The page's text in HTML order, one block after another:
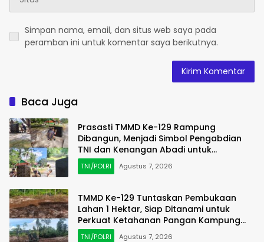
Simpan nama, email, dan situs web saya pada
peramban ini untuk komentar saya berikutnya.
Baca Juga
Prasasti TMMD Ke-129 Rampung
Dibangun, Menjadi Simbol Pengabdian
TNI dan Kenangan Abadi untuk
Kampung Sesor
TNI/POLRI Agustus 7, 2026
TMMD Ke-129 Tuntaskan Pembukaan
Lahan 1 Hektar, Siap Ditanami untuk
Perkuat Ketahanan Pangan Kampung
Sesor
TNI/POLRI Agustus 7, 2026